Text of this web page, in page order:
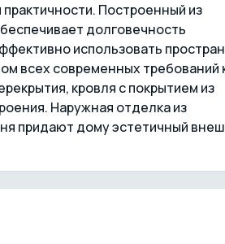
Построенный из
долговечность
использовать
всех современных требований
кровля с покрытием из
Наружная отделка из
придают дому эстетичный